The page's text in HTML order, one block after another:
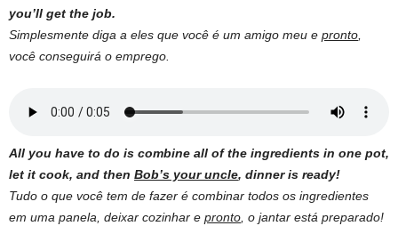
you’ll get the job.
Simplesmente diga a eles que você é um amigo meu e pronto
você conseguirá o emprego.
All you have to do is combine all of the ingredients in one pot,
let it cook, and then Bob’s your uncle, dinner is ready!
Tudo o que você tem de fazer é combinar todos os ingredientes
em uma panela, deixar cozinhar e pronto , o jantar está preparado!